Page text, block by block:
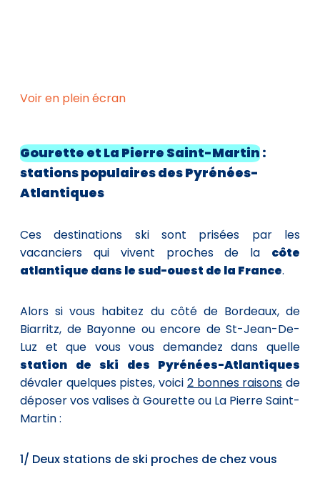
Voir en plein écran
Gourette et La Pierre Saint-Martin:
stationspopulairesdes Pyrénées-
Atlantiques
Ces destinations ski sont prisées par les
vacanciers qui vivent proches de la côte
atlantique dans le sud-ouest de la France.
Alors si vous habitez du côté de Bordeaux, de
Biarritz, de Bayonne ou encore de St-Jean-De-
Luz et que vous vous demandez dans quelle
station de ski des Pyrénées-Atlantiques
dévaler quelques pistes, voici 2 bonnes raisons de
déposer vos valises à Gourette ou La Pierre Saint-
Martin :
1/ Deux stations de ski proches de chez vous